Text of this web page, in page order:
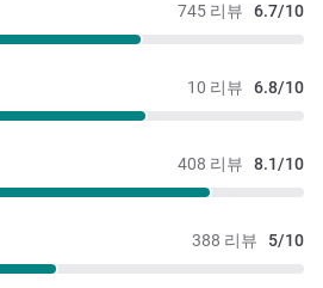
745 리뷰 6.7/10
10 리뷰 6.8/10
408 리뷰 8.1/10
388 리뷰 5/10